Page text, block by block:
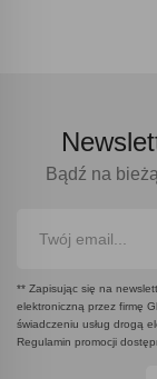
Bądź na
** Zapisując się na
elektroniczną przez firmę
świadczeniu usług drogą
Regulamin promocji